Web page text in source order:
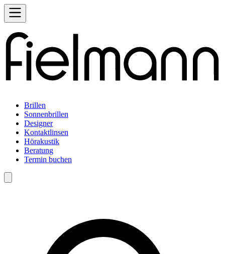
Brillen
Sonnenbrillen
Designer
Kontaktlinsen
Hörakustik
Beratung
Termin buchen